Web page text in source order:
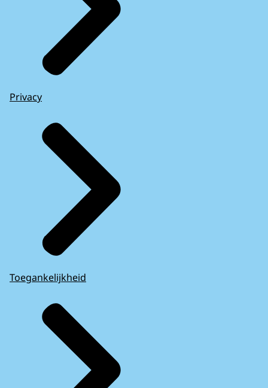
Privacy
Toegankelijkheid